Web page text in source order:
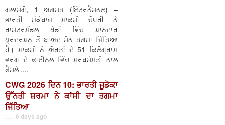
ਗਲਾਸਗੋ, 1 ਅਗਸਤ (ਇੰਟਰਨੈਸ਼ਨਲ) –
ਭਾਰਤੀ ਮੁੱਕੇਬਾਜ਼ ਸਾਕਸ਼ੀ ਚੌਧਰੀ ਨੇ
ਰਾਸ਼ਟਰਮੰਡਲ ਖੇਡਾਂ ਵਿੱਚ ਸ਼ਾਨਦਾਰ
ਪ੍ਰਦਰਸ਼ਨ ਤੋਂ ਬਾਅਦ ਸੋਨ ਤਗਮਾ ਜਿੱਤਿਆ
ਹੈ। ਸਾਕਸ਼ੀ ਨੇ ਔਰਤਾਂ ਦੇ 51 ਕਿਲੋਗ੍ਰਾਮ
ਵਰਗ ਦੇ ਫਾਈਨਲ ਵਿੱਚ ਸਰਬਸੰਮਤੀ ਨਾਲ
ਫੈਸਲੇ ....
CWG 2026 ਦਿਨ 10: ਭਾਰਤੀ ਜੂਡੋਕਾ
ਉੱਨਤੀ ਸ਼ਰਮਾ ਨੇ ਕਾਂਸੀ ਦਾ ਤਗਮਾ
ਜਿੱਤਿਆ
. . . 6 days ago